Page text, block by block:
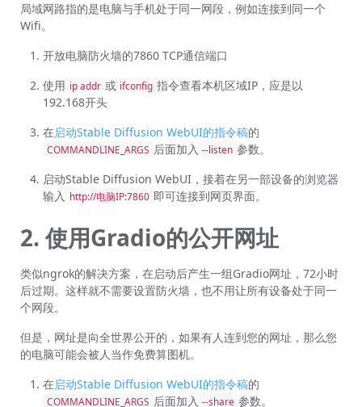
局域网路指的是电脑与手机处于同一网段，例如连接到同一个
Wifi。
开放电脑防火墙的7860 TCP通信端口
使用 ip addr 或 ifconfig 指令查看本机区域IP，应是以
192.168开头
在启动Stable Diffusion WebUI的指令稿的
COMMANDLINE_ARGS 后面加入 --listen 参数。
启动Stable Diffusion WebUI，接着在另一部设备的浏览器
输入 http://电脑IP:7860 即可连接到网页界面。
2. 使用Gradio的公开网址
类似ngrok的解决方案，在启动后产生一组Gradio网址，72小时
后过期。这样就不需要设置防火墙，也不用让所有设备处于同一
个网段。
但是，网址是向全世界公开的，如果有人连到您的网址，那么您
的电脑可能会被人当作免费算图机。
在启动Stable Diffusion WebUI的指令稿的
COMMANDLINE_ARGS 后面加入 --share 参数。